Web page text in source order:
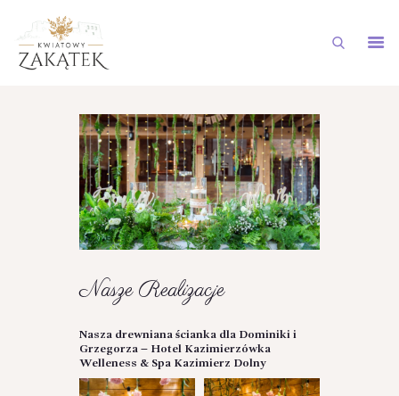
NASZA OFERTA
GALERIA
AKTUALNOŚCI
DOSTAWY NA TELEFON
Nasze Realizacje
Nasza drewniana ścianka dla Dominiki i
Grzegorza – Hotel Kazimierzówka
Welleness & Spa Kazimierz Dolny